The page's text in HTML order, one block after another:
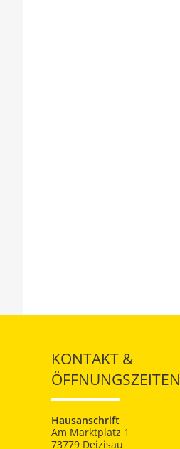
KONTAKT &
ÖFFNUNGSZEITEN
Hausanschrift
Am Marktplatz 1
73779 Deizisau